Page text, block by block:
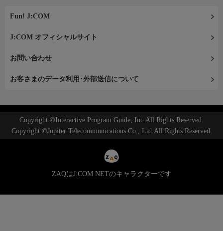
Fun! J:COM
J:COM オフィシャルサイト
お問い合わせ
お客さまのデータ利用･外部送信について
Copyright ©Interactive Program Guide, Inc.All Rights Reserved.
Copyright ©Jupiter Telecommunications Co., Ltd.All Rights Reserved.
ZAQはJ:COM NETのキャラクターです